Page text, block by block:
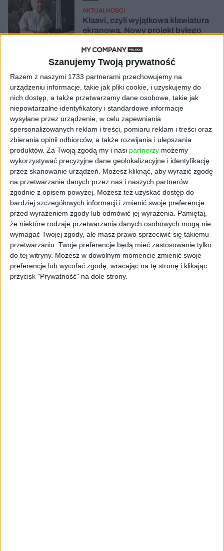
Szanujemy Twoją prywatność
Razem z naszymi 1733 partnerami przechowujemy na
urządzeniu informacje, takie jak pliki cookie, i uzyskujemy do
nich dostęp, a także przetwarzamy dane osobowe, takie jak
niepowtarzalne identyfikatory i standardowe informacje
wysyłane przez urządzenie, w celu zapewniania
spersonalizowanych reklam i treści, pomiaru reklam i treści oraz
zbierania opinii odbiorców, a także rozwijania i ulepszania
produktów. Za Twoją zgodą my i nasi partnerzy możemy
wykorzystywać precyzyjne dane geolokalizacyjne i identyfikację
przez skanowanie urządzeń. Możesz kliknąć, aby wyrazić zgodę
na przetwarzanie danych przez nas i naszych partnerów
zgodnie z opisem powyżej. Możesz też uzyskać dostęp do
bardziej szczegółowych informacji i zmienić swoje preferencje
przed wyrażeniem zgody lub odmówić jej wyrażenia. Pamiętaj,
że niektóre rodzaje przetwarzania danych osobowych mogą nie
wymagać Twojej zgody, ale masz prawo sprzeciwić się takiemu
przetwarzaniu. Twoje preferencje będą mieć zastosowanie tylko
do tej witryny. Możesz w dowolnym momencie zmienić swoje
preferencje lub wycofać zgodę, wracając na tę stronę i klikając
przycisk "Prywatność" na dole strony.
AKTUALNOŚCI
Klaavi, czyli wyjątkowa klawiatura
ekranowa. Nowy projekt byłego
STARTUPY
Od pomysłu do gotowej strony
sprzedażowej w pięć minut. Rusza
PAGEnza – polski kreator landing
page’y oparty na AI
AKTUALNOŚCI
Spójna komunikacja po zakupie i
oferta dla biznesu – jak okiełznać
chaos w e-commerce?
STARTUPY
Widzą tajne tunele i korozję przez
beton. Muotech stworzył
kosmiczne RTG, które nie
potrzebuje prądu
AKTUALNOŚCI
AI zamiast Google? Już niedługo
boty będą decydować, gdzie
zrobisz zakupy